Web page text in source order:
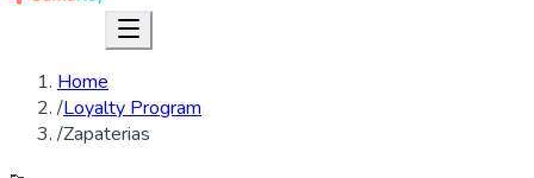
Home
/Loyalty Program
/Zapaterias